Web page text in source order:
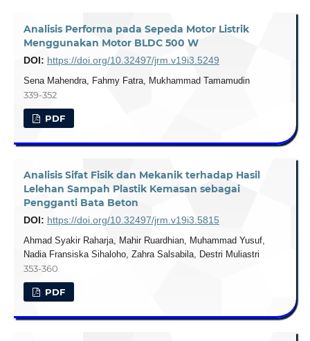
Analisis Performa pada Sepeda Motor Listrik
Menggunakan Motor BLDC 500 W
DOI: https://doi.org/10.32497/jrm.v19i3.5249
Sena Mahendra, Fahmy Fatra, Mukhammad Tamamudin
339-352
PDF
Analisis Sifat Fisik dan Mekanik terhadap Hasil
Lelehan Sampah Plastik Kemasan sebagai
Pengganti Bata Beton
DOI: https://doi.org/10.32497/jrm.v19i3.5815
Ahmad Syakir Raharja, Mahir Ruardhian, Muhammad Yusuf,
Nadia Fransiska Sihaloho, Zahra Salsabila, Destri Muliastri
353-360
PDF